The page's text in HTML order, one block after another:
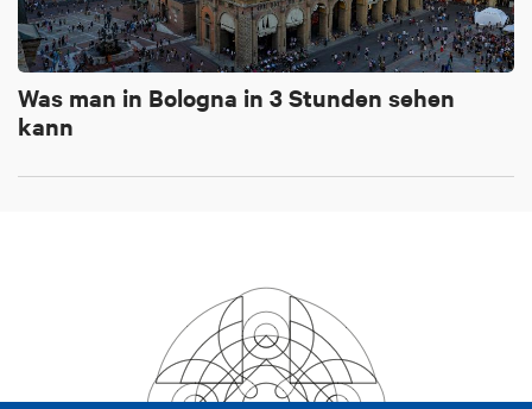
Was man in Bologna in 3 Stunden sehen
kann